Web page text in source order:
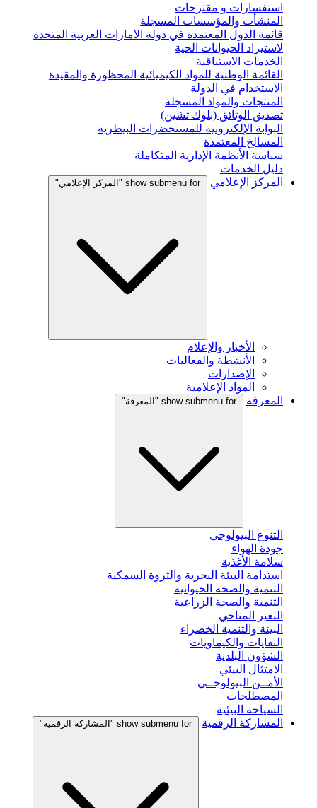
استفسارات و مقترحات
المنشأت والمؤسسات المسجلة
قائمة الدول المعتمدة في دولة الامارات العربية المتحدة
لاستيراد الحيوانات الحية
الخدمات الاستباقية
القائمة الوطنية للمواد الكيميائية المحظورة والمقيدة
الاستخدام في الدولة
المنتجات والمواد المسجلة
تصديق الوثائق (بلوك تشين)
البوابة الإلكترونية للمستحضرات البيطرية
المسالخ المعتمدة
سياسة الأنظمة الإدارية المتكاملة
دليل الخدمات
المركز الإعلامي
show submenu for "المركز الإعلامي"
الأخبار والإعلام
الأنشطة والفعاليات
الإصدارات
المواد الإعلامية
المعرفة
show submenu for "المعرفة"
التنوع البيولوجي
جودة الهواء
سلامة الأغذية
استدامة البيئة البحرية والثروة السمكية
التنمية والصحة الحيوانية
التنمية والصحة الزراعية
التغير المناخي
البيئة والتنمية الخضراء
النفايات والكيماويات
الشؤون البلدية
الامتثال البيئي
الأمــن البيولوجــي
المصطلحات
السياحة البيئية
المشاركة الرقمية
show submenu for "المشاركة الرقمية"